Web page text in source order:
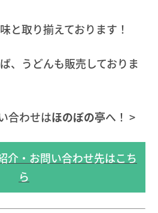
と取り揃えております！
、うどんも販売しておりま
合わせはほのぼの亭へ！ >
介・お問い合わせ先はこち
ら